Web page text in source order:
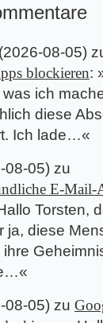
(2026-08-05)
blockieren:
ich
diese
Ich lade…«
08-05) zu
E-Mail-
Torsten,
ja, diese
ihre
«
08-05) zu